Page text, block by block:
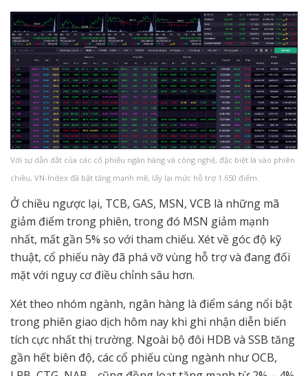
Với sự dẫn dắt của các cổ phiếu ngân hàng và công nghệ, đặc biệt là vào phiên
chiều, VN-Index đã bật tăng mạnh mẽ, lấy lại mức hỗ trợ 1.650 điểm.
Ở chiều ngược lại, TCB, GAS, MSN, VCB là những mã
giảm điểm trong phiên, trong đó MSN giảm mạnh
nhất, mất gần 5% so với tham chiếu. Xét về góc độ kỹ
thuật, cổ phiếu này đã phá vỡ vùng hỗ trợ và đang đối
mặt với nguy cơ điều chỉnh sâu hơn.
Xét theo nhóm ngành, ngân hàng là điểm sáng nổi bật
trong phiên giao dịch hôm nay khi ghi nhận diễn biến
tích cực nhất thị trường. Ngoài bộ đôi HDB và SSB tăng
gần hết biên độ, các cổ phiếu cùng ngành như OCB,